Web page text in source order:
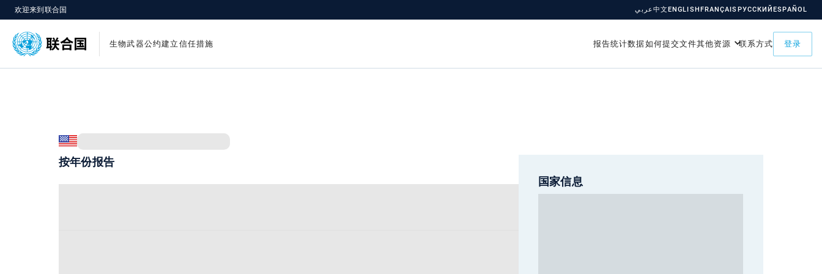
欢迎来到联合国 عربي中文ENGLISHFRANÇAISРУССКИЙESPAÑOL
生物武器公约建立信任措施 报告统计数据如何提交文件其他资源 联系方式 登录
按年份报告
国家信息